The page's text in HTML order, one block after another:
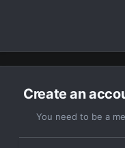
Create an
You need to be a